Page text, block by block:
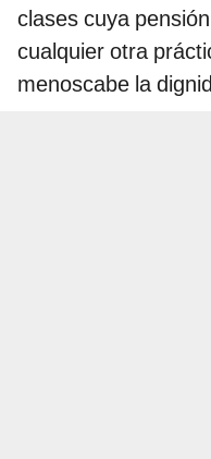
clases cuya
cualquier otra
menoscabe la